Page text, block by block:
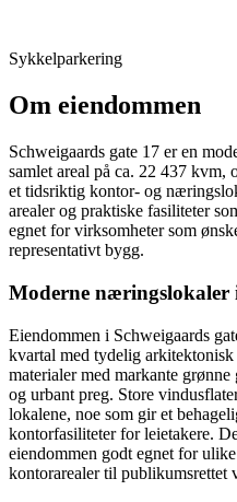
Sykkelparkering
Om eiendommen
Schweigaards gate 17 er en
samlet areal på ca. 22 437
et tidsriktig kontor- og
arealer og praktiske fasiliteter
egnet for virksomheter som
representativt bygg.
Moderne næringslokaler
Eiendommen i Schweigaards
kvartal med tydelig
materialer med markante
og urbant preg. Store
lokalene, noe som gir et
kontorfasiliteter for leietakere.
eiendommen godt egnet for
kontorarealer til publikumsrettet